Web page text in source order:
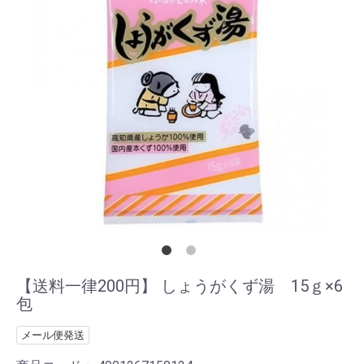
【送料一律200円】 しょうがくず湯 15ｇ×6
包
メール便発送